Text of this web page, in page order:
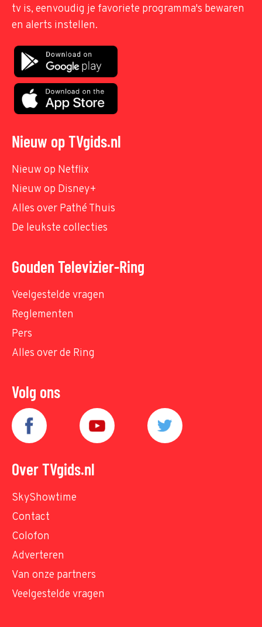
tv is, eenvoudig je favoriete programma's bewaren
en alerts instellen.
Nieuw op TVgids.nl
Nieuw op Netflix
Nieuw op Disney+
Alles over Pathé Thuis
De leukste collecties
Gouden Televizier-Ring
Veelgestelde vragen
Reglementen
Pers
Alles over de Ring
Volg ons
Over TVgids.nl
SkyShowtime
Contact
Colofon
Adverteren
Van onze partners
Veelgestelde vragen